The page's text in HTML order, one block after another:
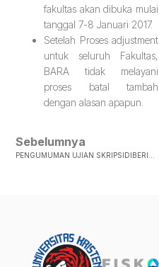
fakultas akan dibuka mulai
tanggal 7-8 Januari 2017.
Setelah Proses adjustment
untuk seluruh Fakultas,
BARA tidak melayani
proses batal tambah
dengan alasan apapun.
Sebelumnya